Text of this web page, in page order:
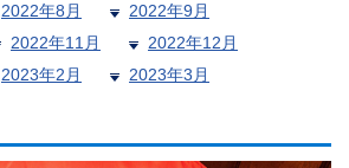
2022年8月
2022年9月
2022年11月
2022年12月
2023年2月 2023年3月